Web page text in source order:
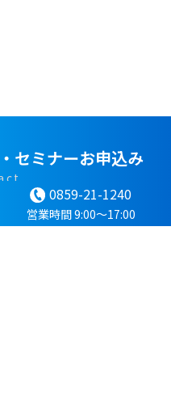
0859-21-1240
営業時間 9:00～17:00
セミナーお申込み